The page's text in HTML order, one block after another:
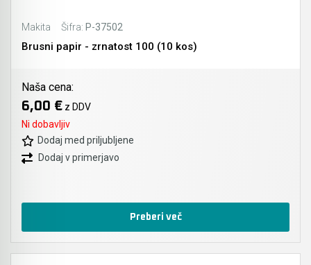
Makita Šifra: P-37502
Brusni papir - zrnatost 100 (10 kos)
Naša cena:
6,00 € z DDV
Ni dobavljiv
Dodaj med priljubljene
Dodaj v primerjavo
Preberi več